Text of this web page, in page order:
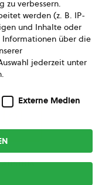
austria
zu verbessern.
werden (z. B. IP-
und Inhalte oder
Informationen über die
jederzeit unter
Externe Medien